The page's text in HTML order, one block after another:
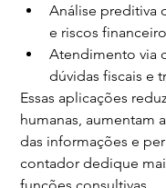
Análise preditiva
e riscos
Atendimento via
dúvidas fiscais e
Essas aplicações
humanas, aumentam
das informações e
contador dedique